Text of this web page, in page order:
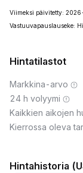
Viimeksi päivitetty:
Vastuuvapauslauseke:
Hintatilastot
Markkina-arvo
24 h volyymi
Kaikkien aikojen
Kierrossa oleva
Hintahistoria